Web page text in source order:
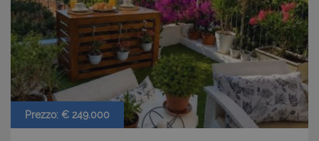
Prezzo: € 249.000